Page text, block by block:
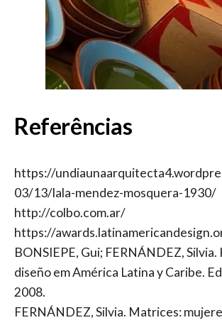
Referências
https://
03/13/lala-mendez-mosquera-1930/
http://colbo.com.ar/
https://
BONSIEPE, Gui; FERNÁNDEZ,
diseño em América Latina y Caribe.
2008.
FERNÁNDEZ, Silvia. Matrices: